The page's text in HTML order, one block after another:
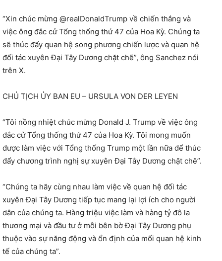
“Xin chúc mừng @realDonaldTrump về chiến thắng và
việc ông đắc cử Tổng thống thứ 47 của Hoa Kỳ. Chúng ta
sẽ thúc đẩy quan hệ song phương chiến lược và quan hệ
đối tác xuyên Đại Tây Dương chặt chẽ”, ông Sanchez nói
trên X.
CHỦ TỊCH ỦY BAN EU – URSULA VON DER LEYEN
“Tôi nồng nhiệt chúc mừng Donald J. Trump về việc ông
đắc cử Tổng thống thứ 47 của Hoa Kỳ. Tôi mong muốn
được làm việc với Tổng thống Trump một lần nữa để thúc
đẩy chương trình nghị sự xuyên Đại Tây Dương chặt chẽ”.
“Chúng ta hãy cùng nhau làm việc về quan hệ đối tác
xuyên Đại Tây Dương tiếp tục mang lại lợi ích cho người
dân của chúng ta. Hàng triệu việc làm và hàng tỷ đô la
thương mại và đầu tư ở mỗi bên bờ Đại Tây Dương phụ
thuộc vào sự năng động và ổn định của mối quan hệ kinh
tế của chúng ta”.